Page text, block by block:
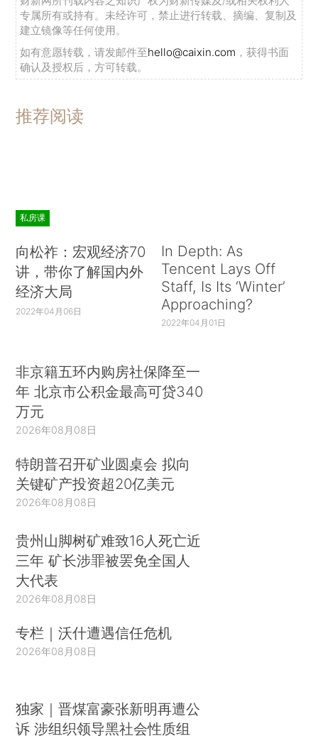
专属所有或持有。未经许可，禁止进行转载、摘编、复制及
建立镜像等任何使用。
如有意愿转载，请发邮件至hello@caixin.com ，获得书面
确认及授权后，方可转载。
推荐阅读
私房课
向松祚：宏观经济70
讲，带你了解国内外
经济大局
2022年04月06日
In Depth: As
Tencent Lays Off
Staff, Is Its ‘Winter’
Approaching?
2022年04月01日
非京籍五环内购房社保降至一
年 北京市公积金最高可贷340
万元
2026年08月08日
特朗普召开矿业圆桌会 拟向
关键矿产投资超20亿美元
2026年08月08日
贵州山脚树矿难致16人死亡近
三年 矿长涉罪被罢免全国人
大代表
2026年08月08日
专栏｜沃什遭遇信任危机
2026年08月08日
独家｜晋煤富豪张新明再遭公
诉 涉组织领导黑社会性质组